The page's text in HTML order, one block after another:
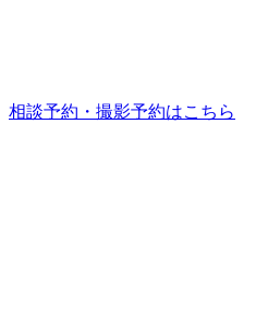
相談予約・撮影予約はこちら